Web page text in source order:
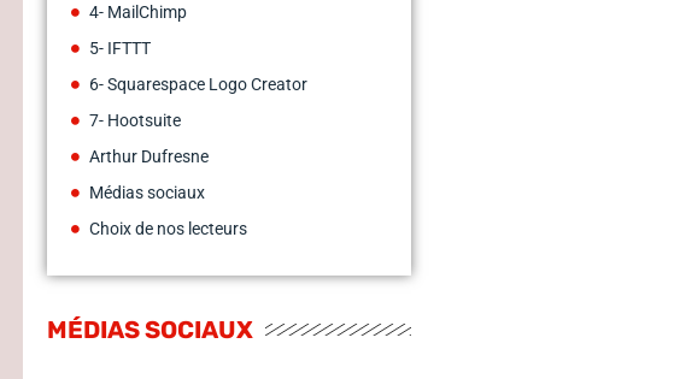
4- MailChimp
5- IFTTT
6- Squarespace Logo Creator
7- Hootsuite
Arthur Dufresne
Médias sociaux
Choix de nos lecteurs
MÉDIAS SOCIAUX